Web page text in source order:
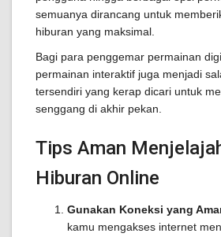
semuanya dirancang untuk
hiburan yang maksimal.
Bagi para penggemar permainan
permainan interaktif juga menjadi
tersendiri yang kerap dicari untuk
senggang di akhir pekan.
Tips Aman
Hiburan Online
Gunakan Koneksi yang
kamu mengakses internet